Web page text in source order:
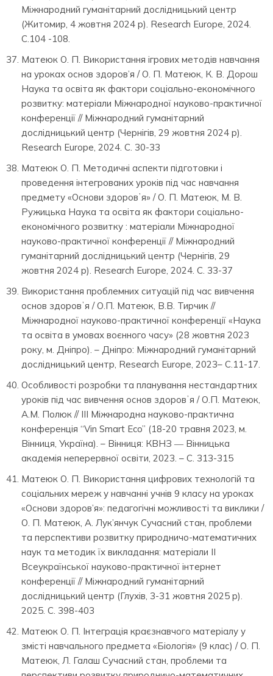
Міжнародний гуманітарний дослідницький центр
(Житомир, 4 жовтня 2024 р). Research Europe, 2024.
С.104 -108.
Матеюк О. П. Використання ігрових методів навчання
на уроках основ здоров’я / О. П. Матеюк, К. В. Дорош
Наука та освіта як фактори соціально-економічного
розвитку: матеріали Міжнародної науково-практичної
конференції // Міжнародний гуманітарний
дослідницький центр (Чернігів, 29 жовтня 2024 р).
Research Europe, 2024. С. 30-33
Матеюк О. П. Методичні аспекти підготовки і
проведення інтегрованих уроків під час навчання
предмету «Основи здоровʼя» / О. П. Матеюк, М. В.
Ружицька Наука та освіта як фактори соціально-
економічного розвитку : матеріали Міжнародної
науково-практичної конференції // Міжнародний
гуманітарний дослідницький центр (Чернігів, 29
жовтня 2024 р). Research Europe, 2024. С. 33-37
Використання проблемних ситуацій під час вивчення
основ здоровʼя / О.П. Матеюк, В.В. Тирчик //
Міжнародної науково-практичної конференції «Наука
та освіта в умовах воєнного часу» (28 жовтня 2023
року, м. Дніпро). – Дніпро: Міжнародний гуманітарний
дослідницький центр, Research Europe, 2023– С.11-17.
Особливості розробки та планування нестандартних
уроків під час вивчення основ здоровʼя / О.П. Матеюк,
А.М. Полюк // ІІІ Міжнародна науково-практична
конференція “Vin Smart Eco” (18-20 травня 2023, м.
Вінниця, Україна). – Вінниця: КВНЗ ― Вінницька
академія неперервної освіти, 2023. – С. 313-315
Матеюк О. П. Використання цифрових технологій та
соціальних мереж у навчанні учнів 9 класу на уроках
«Основи здоров’я»: педагогічні можливості та виклики /
О. П. Матеюк, А. Лук’янчук Сучасний стан, проблеми
та перспективи розвитку природничо-математичних
наук та методик їх викладання: матеріали ІІ
Всеукраїнської науково-практичної інтернет
конференції // Міжнародний гуманітарний
дослідницький центр (Глухів, 3-31 жовтня 2025 р).
2025. С. 398-403
Матеюк О. П. Інтеграція краєзнавчого матеріалу у
змісті навчального предмета «Біологія» (9 клас) / О. П.
Матеюк, Л. Галаш Сучасний стан, проблеми та